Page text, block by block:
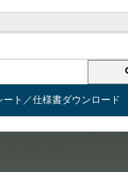
ト／仕様書ダウンロード